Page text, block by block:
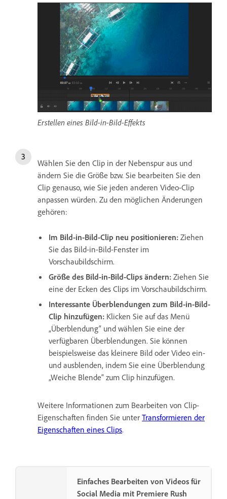
Erstellen eines Bild-in-Bild-Effekts
Wählen Sie den Clip in der Nebenspur aus und
ändern Sie die Größe bzw. Sie bearbeiten Sie den
Clip genauso, wie Sie jeden anderen Video-Clip
anpassen würden. Zu den möglichen Änderungen
gehören:
Im Bild-in-Bild-Clip neu positionieren: Ziehen
Sie das Bild-in-Bild-Fenster im
Vorschaubildschirm.
Größe des Bild-in-Bild-Clips ändern: Ziehen Sie
eine der Ecken des Clips im Vorschaubildschirm.
Interessante Überblendungen zum Bild-in-Bild-
Clip hinzufügen: Klicken Sie auf das Menü
„Überblendung“ und wählen Sie eine der
verfügbaren Überblendungen. Sie können
beispielsweise das kleinere Bild oder Video ein-
und ausblenden, indem Sie eine Überblendung
„Weiche Blende“ zum Clip hinzufügen.
Weitere Informationen zum Bearbeiten von Clip-
Eigenschaften finden Sie unter Transformieren der
Eigenschaften eines Clips.
Einfaches Bearbeiten von Videos für
Social Media mit Premiere Rush